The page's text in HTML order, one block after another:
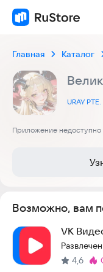
Главная Каталог
URAY PTE.
Приложение недоступно
Возможно, вам
VK
4,6